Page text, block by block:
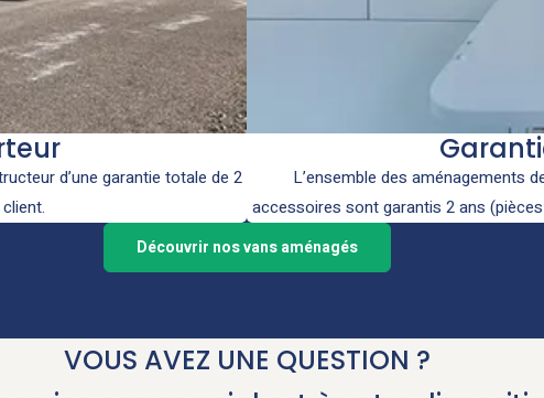
d’une garantie totale de 2
L’ensemble des aménagements
accessoires sont garantis 2 ans
Découvrir nos vans aménagés
VOUS AVEZ UNE QUESTION ?